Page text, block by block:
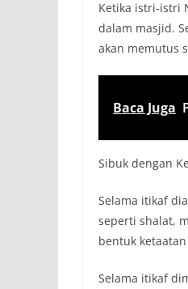
Ketika istri-istri
dalam masjid.
akan memutus
Baca Juga
Sibuk dengan
Selama itikaf
seperti shalat,
bentuk
Selama itikaf